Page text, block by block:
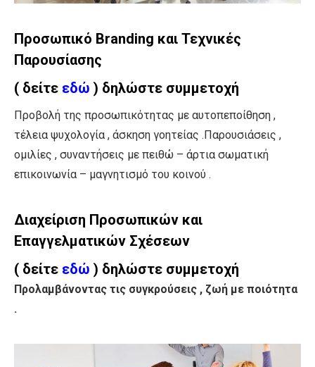
Προσωπικό Branding και Τεχνικές
Παρουσίασης
( δείτε εδώ ) δηλώστε συμμετοχή
Προβολή της προσωπικότητας με αυτοπεποίθηση ,
τέλεια ψυχολογία , άσκηση γοητείας .Παρουσιάσεις ,
ομιλίες , συναντήσεις με πειθώ – άρτια σωματική
επικοινωνία – μαγνητισμό του κοινού .
Διαχείριση Προσωπικών και
Επαγγελματικών Σχέσεων
( δείτε εδώ ) δηλώστε συμμετοχή
Προλαμβάνοντας τις συγκρούσεις , ζωή με ποιότητα
.